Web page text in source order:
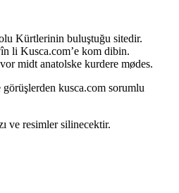
Kürtlerinin buluştuğu sitedir.
li Kusca.com’e kom dibin.
midt anatolske kurdere mødes.
kusca.com sorumlu
ve resimler silinecektir.